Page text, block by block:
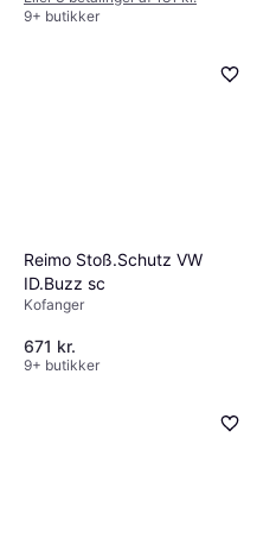
9+ butikker
Reimo Stoß.Schutz VW
ID.Buzz sc
Kofanger
671 kr.
9+ butikker